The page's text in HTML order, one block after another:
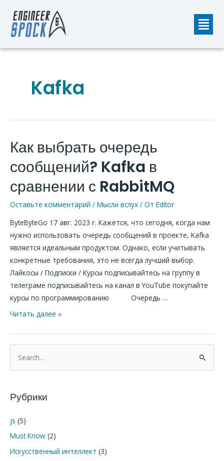
содержимому
Kafka
Как выбрать очередь
сообщений? Kafka в
сравнении с RabbitMQ
Оставьте комментарий / Мысли вслух / От Editor
ByteByteGo 17 авг. 2023 г. Кажется, что сегодня, когда нам
нужно использовать очередь сообщений в проекте, Kafka
является идеальным продуктом. Однако, если учитывать
конкретные требования, это не всегда лучший выбор.
Лайкосы / Подписки / Курсы подписывайтесь на группу в
телеграме подписывайтесь на канал в YouTube покупайте
курсы по программированию Очередь …
Как
выбрать
очередь
Kafka
в
сравнении
Читать далее »
о
с
:
Рубрики
js (5)
Must Know (2)
Искусственный интеллект (3)